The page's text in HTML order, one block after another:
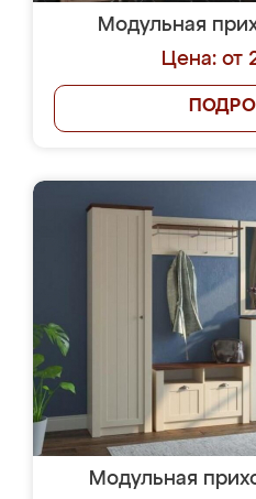
Модульная
Цена: от
Модульная